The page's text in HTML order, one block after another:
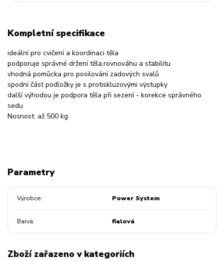
Kompletní specifikace
ideální pro cvičení a koordinaci těla
podporuje správné držení těla,rovnováhu a stabilitu
vhodná pomůcka pro posilování zadových svalů
spodní část podložky je s protiskluzovými výstupky
další výhodou je podpora těla při sezení - korekce správného
sedu
Nosnost: až 500 kg
Parametry
Výrobce Power System
Barva fialová
Zboží zařazeno v kategoriích